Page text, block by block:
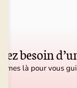
besoin
là pour vous